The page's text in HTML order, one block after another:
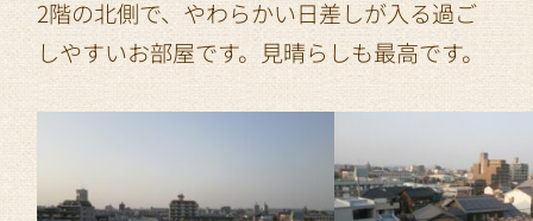
2階の北側で、やわらかい日差しが入る過ご
しやすいお部屋です。見晴らしも最高です。